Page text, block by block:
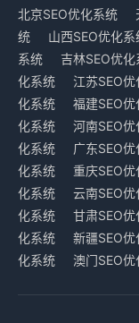
北京SEO优化系统
统
山西SEO优化系
系统
吉林SEO优化
化系统
江苏SEO
化系统
福建SEO
化系统
河南SEO
化系统
广东SEO
化系统
重庆SEO
化系统
云南SEO
化系统
甘肃SEO
化系统
新疆SEO
化系统
澳门SEO